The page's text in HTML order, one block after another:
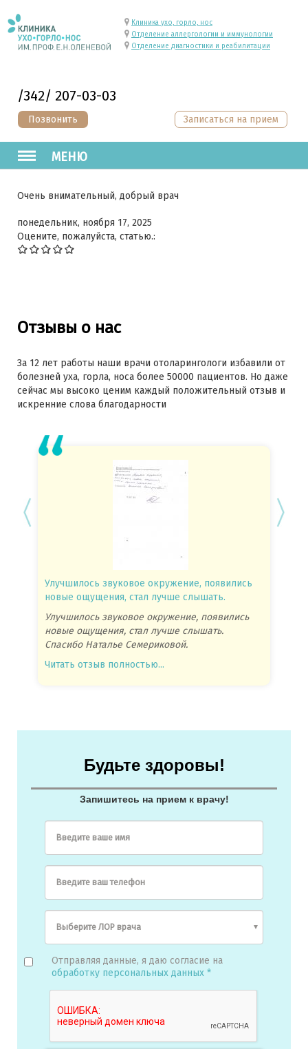
/342/ 207-03-03
Позвонить
Клиника ухо, горло, нос
Отделение аллергологии и иммунологии
Отделение диагностики и реабилитации
МЕНЮ
Записаться на прием
Очень внимательный, добрый врач
понедельник, ноября 17, 2025
Оцените, пожалуйста, статью.:
Отзывы о нас
За 12 лет работы наши врачи отоларингологи избавили от
болезней уха, горла, носа более 50000 пациентов. Но даже
сейчас мы высоко ценим каждый положительный отзыв и
искренние слова благодарности
Улучшилось звуковое окружение, появились
новые ощущения, стал лучше слышать.
Улучшилось звуковое окружение, появились
новые ощущения, стал лучше слышать.
Спасибо Наталье Семериковой.
Читать отзыв полностью...
Будьте здоровы!
Запишитесь на прием к врачу!
Введите ваше имя
Введите ваш телефон
Отправляя данные, я даю согласие на
обработку персональных данных *